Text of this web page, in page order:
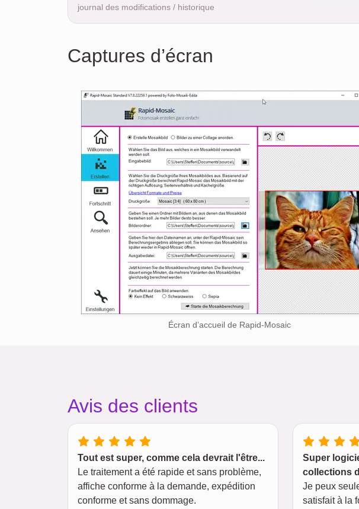
journal des modifications / historique
Captures d’écran
Écran d’accueil de Rapid-Mosaic
Avis des clients
Tout est super, comme cela devrait l'être...
Le traitement a été rapide et sans problème,
affiche conforme à la demande, expédition
conforme et sans dommage.
Super
collections
Je peux
satisfait à la